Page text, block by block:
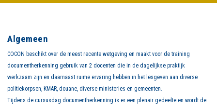
Algemeen
COCON beschikt over de meest recente wetgeving en maakt voor de training
documentherkenning gebruik van 2 docenten die in de dagelijkse praktijk
werkzaam zijn en daarnaast ruime ervaring hebben in het lesgeven aan diverse
politiekorpsen, KMAR, douane, diverse ministeries en gemeenten.
Tijdens de cursusdag documentherkenning is er een plenair gedeelte en wordt de